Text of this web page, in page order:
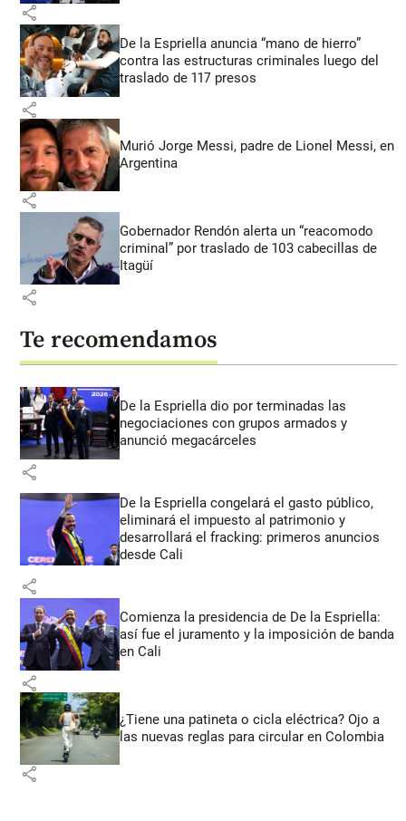
share
De la Espriella anuncia “mano de hierro”
contra las estructuras criminales luego del
traslado de 117 presos
share
Murió Jorge Messi, padre de Lionel Messi, en
Argentina
share
Gobernador Rendón alerta un “reacomodo
criminal” por traslado de 103 cabecillas de
Itagüí
share
Te recomendamos
De la Espriella dio por terminadas las
negociaciones con grupos armados y
anunció megacárceles
share
De la Espriella congelará el gasto público,
eliminará el impuesto al patrimonio y
desarrollará el fracking: primeros anuncios
desde Cali
share
Comienza la presidencia de De la Espriella:
así fue el juramento y la imposición de banda
en Cali
share
¿Tiene una patineta o cicla eléctrica? Ojo a
las nuevas reglas para circular en Colombia
share